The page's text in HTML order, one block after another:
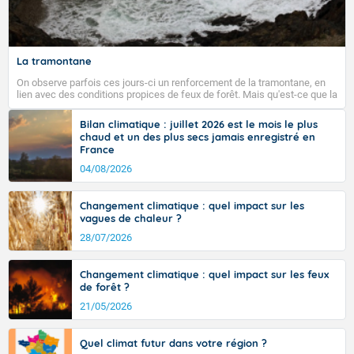
Fermer
La tramontane
On observe parfois ces jours-ci un renforcement de la tramontane, en
lien avec des conditions propices de feux de forêt. Mais qu'est-ce que la
tramontane ? Quelles sont ses caractéristiques ? La tramontane est un
vent turbulent soufflant de secteur nord-ouest à nord, ou ouest à nord-
ouest, dans un secteur qui part du Roussillon à la vallée de l’Aude et à
l’ouest de l’Hérault. L’étymologie de ce vent vient du latin trasmontanus,
signifiant au-delà des monts, en allusion aux régions montagneuses
d’où provient ce vent.
Bilan climatique : juillet 2026 est le mois le plus
chaud et un des plus secs jamais enregistré en
France
04/08/2026
Changement climatique : quel impact sur les
vagues de chaleur ?
28/07/2026
Changement climatique : quel impact sur les feux
de forêt ?
21/05/2026
Quel climat futur dans votre région ?